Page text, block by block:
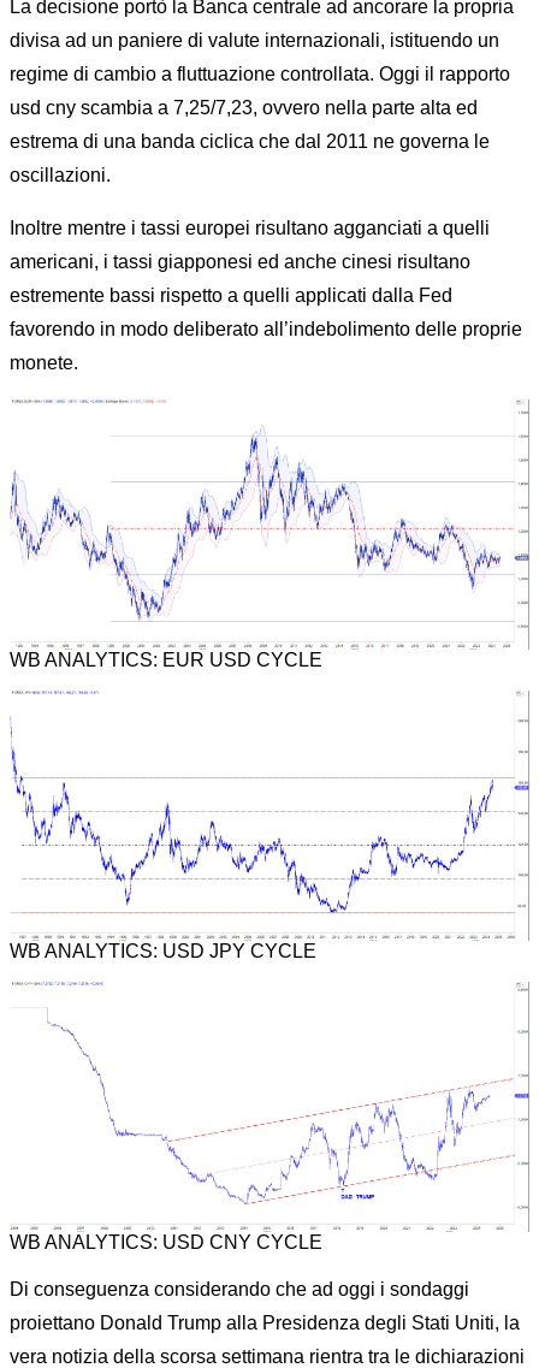
La decisione portò la Banca centrale ad ancorare la propria
divisa ad un paniere di valute internazionali, istituendo un
regime di cambio a fluttuazione controllata. Oggi il rapporto
usd cny scambia a 7,25/7,23, ovvero nella parte alta ed
estrema di una banda ciclica che dal 2011 ne governa le
oscillazioni.
Inoltre mentre i tassi europei risultano agganciati a quelli
americani, i tassi giapponesi ed anche cinesi risultano
estremente bassi rispetto a quelli applicati dalla Fed
favorendo in modo deliberato all’indebolimento delle proprie
monete.
WB ANALYTICS: EUR USD CYCLE
WB ANALYTICS: USD JPY CYCLE
WB ANALYTICS: USD CNY CYCLE
Di conseguenza considerando che ad oggi i sondaggi
proiettano Donald Trump alla Presidenza degli Stati Uniti, la
vera notizia della scorsa settimana rientra tra le dichiarazioni